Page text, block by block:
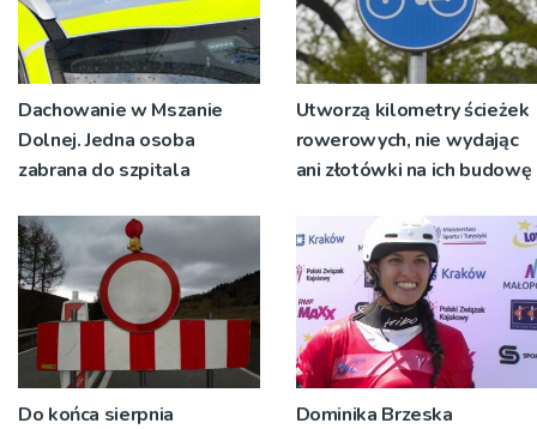
Dachowanie w Mszanie
Dolnej. Jedna osoba
zabrana do szpitala
Utworzą kilometry ścieżek
rowerowych, nie wydając
ani złotówki na ich budowę
Do końca sierpnia
Dominika Brzeska